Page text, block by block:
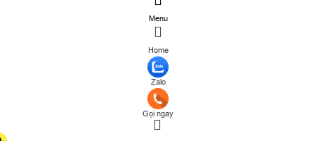
Menu
Home
Zalo
Gọi ngay